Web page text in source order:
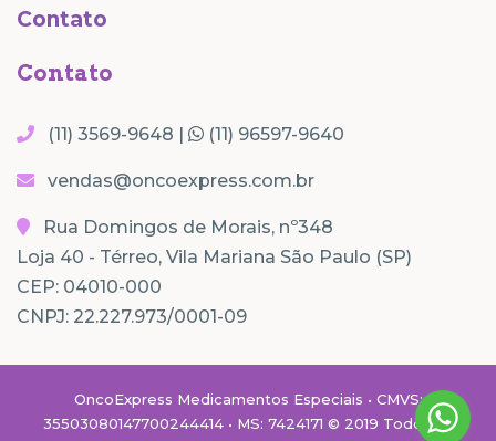
Contato
Contato
(11) 3569-9648 | (11) 96597-9640
vendas@oncoexpress.com.br
Rua Domingos de Morais, nº348
Loja 40 - Térreo, Vila Mariana São Paulo (SP)
CEP: 04010-000
CNPJ: 22.227.973/0001-09
OncoExpress Medicamentos Especiais • CMVS:
35503080147700244414 • MS: 7424171 © 2019 Todos os